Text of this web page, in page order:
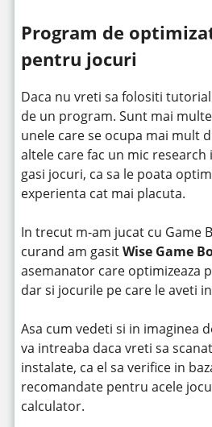
Program de
pentru jocuri
Daca nu vreti sa folositi
de un program. Sunt mai
unele care se ocupa mai mult
altele care fac un mic
gasi jocuri, ca sa le poata
experienta cat mai placuta.
In trecut m-am jucat cu Game
curand am gasitWise Game
asemanator care optimizeaza
dar si jocurile pe care le aveti
Asa cum vedeti si in imaginea
va intreaba daca vreti sa
instalate, ca el sa verifice in
recomandate pentru acele
calculator.